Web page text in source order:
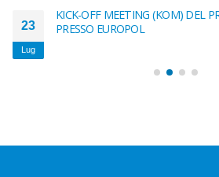
23
Lug
KICK-OFF MEETING (KOM) DEL
PRESSO EUROPOL